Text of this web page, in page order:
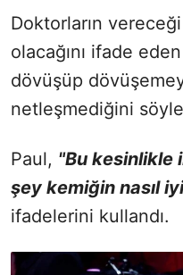
Doktorların
olacağını ifade
dövüşüp
netleşmediğini
Paul, "Bu kesinlikle
şey kemiğin nasıl
ifadelerini kullandı.